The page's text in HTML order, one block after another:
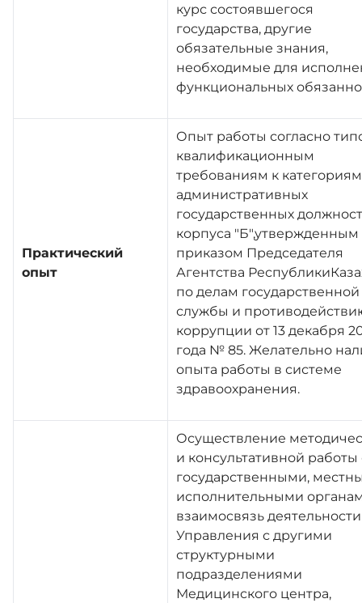
курс состоявшегося
государства, другие
обязательные знания,
необходимые для
функциональных
Практический
опыт
Опыт работы согласно
квалификационным
требованиям к категориям
административных
государственных
корпуса "Б",утвержденным
приказом Председателя
Агентства
по делам государственной
службы и
коррупции от 13 декабря
года № 85. Желательно
опыта работы в системе
здравоохранения.
Осуществление
и консультативной работы
государственными,
исполнительными
взаимосвязь деятельности
Управления с другими
структурными
подразделениями
Медицинского центра,